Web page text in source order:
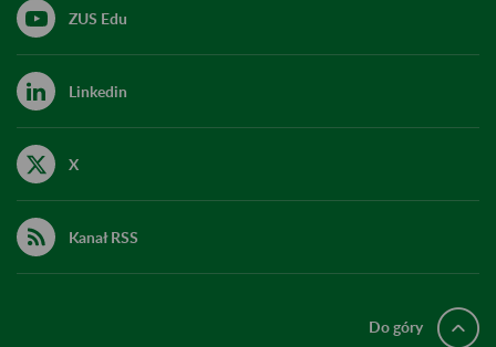
ZUS Edu
Linkedin
X
Kanał RSS
Do góry